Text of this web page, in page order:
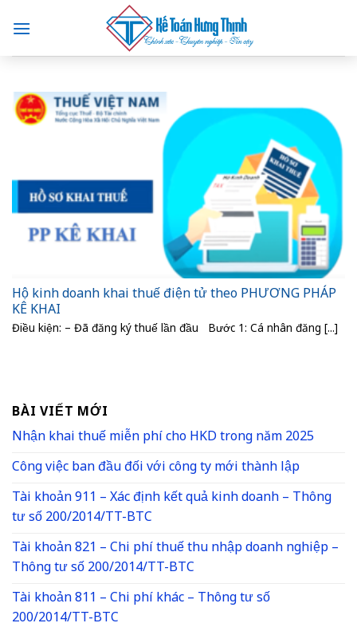
content
Hộ kinh doanh khai thuế điện tử theo PHƯƠNG PHÁP
KÊ KHAI
Điều kiện: – Đã đăng ký thuế lần đầu Bước 1: Cá nhân đăng [...]
BÀI VIẾT MỚI
Nhận khai thuế miễn phí cho HKD trong năm 2025
Công việc ban đầu đối với công ty mới thành lập
Tài khoản 911 – Xác định kết quả kinh doanh – Thông
tư số 200/2014/TT-BTC
Tài khoản 821 – Chi phí thuế thu nhập doanh nghiệp –
Thông tư số 200/2014/TT-BTC
Tài khoản 811 – Chi phí khác – Thông tư số